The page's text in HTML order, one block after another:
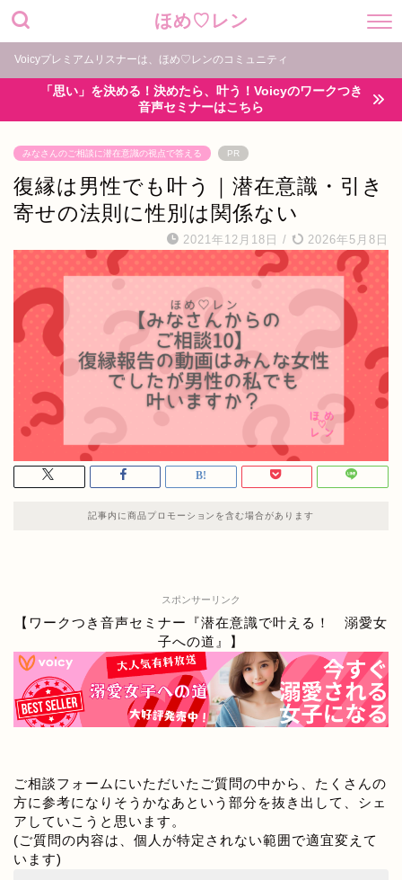
ほめ♡レン
Voicyプレミアムリスナーは、ほめ♡レンのコミュニティ
「思い」を決める！決めたら、叶う！Voicyのワークつき
音声セミナーはこちら
みなさんのご相談に潜在意識の視点で答える PR
復縁は男性でも叶う｜潜在意識・引き
寄せの法則に性別は関係ない
2021年12月18日 / 2026年5月8日
記事内に商品プロモーションを含む場合があります
スポンサーリンク
【ワークつき音声セミナー『潜在意識で叶える！ 溺愛女
子への道』】
ご相談フォームにいただいたご質問の中から、たくさんの
方に参考になりそうかなあという部分を抜き出して、シェ
アしていこうと思います。
(ご質問の内容は、個人が特定されない範囲で適宜変えて
います)